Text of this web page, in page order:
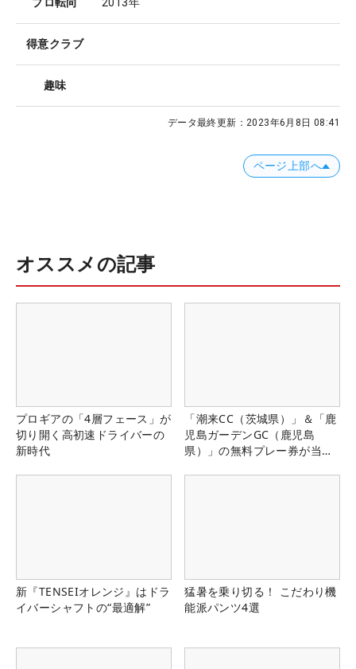
得意クラブ
趣味
データ最終更新： 2023年6月8日 08:41
ページ上部へ
オススメの記事
プロギアの「4層フェース」が
切り開く高初速ドライバーの
新時代
「潮来CC（茨城県）」＆「鹿
児島ガーデンGC（鹿児島
県）」の無料プレー券が当た
新『TENSEIオレンジ』はドラ
イバーシャフトの“最適解”
猛暑を乗り切る！ こだわり機
能派パンツ4選